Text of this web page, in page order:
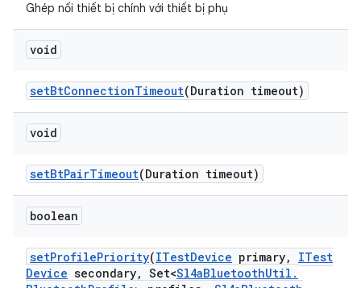
Ghép nối thiết bị chính với thiết bị phụ
void
setBtConnectionTimeout(Duration timeout)
void
setBtPairTimeout(Duration timeout)
boolean
setProfilePriority(ITestDevice primary,
ITest
Device secondary, Set<Sl4aBluetoothUtil .